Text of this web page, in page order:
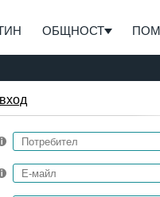
ОБЩНОСТ
вход